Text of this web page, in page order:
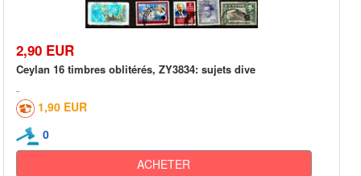
2,90 EUR
Ceylan 16 timbres oblitérés, ZY3834: sujets dive
1,90 EUR
0
ACHETER